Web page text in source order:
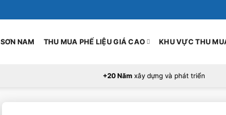
SƠN NAM THU MUA PHẾ LIỆU GIÁ CAO KHU VỰC THU
+20 Năm xây dựng và phát triển